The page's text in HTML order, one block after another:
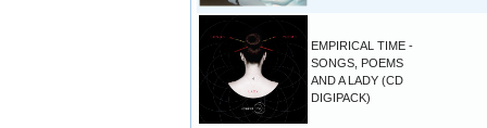
EMPIRICAL TIME -
SONGS, POEMS
AND A LADY (CD
DIGIPACK)